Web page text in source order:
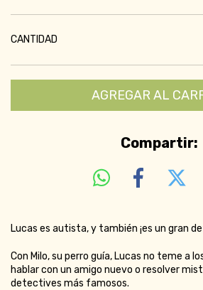
CANTIDAD
Compartir:
Lucas es autista, y también ¡es un gran
Con Milo, su perro guía, Lucas no teme a
hablar con un amigo nuevo o resolver
detectives más famosos.